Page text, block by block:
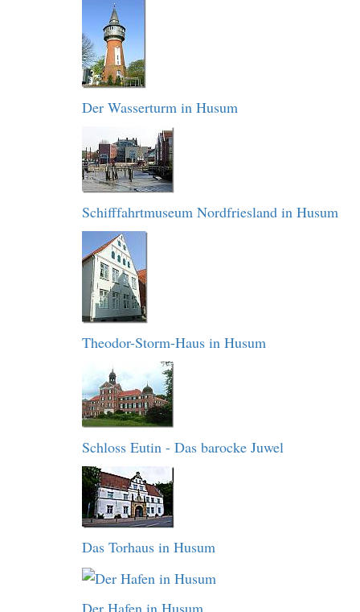
Der Wasserturm in Husum
Schifffahrtmuseum Nordfriesland in Husum
Theodor-Storm-Haus in Husum
Schloss Eutin - Das barocke Juwel
Das Torhaus in Husum